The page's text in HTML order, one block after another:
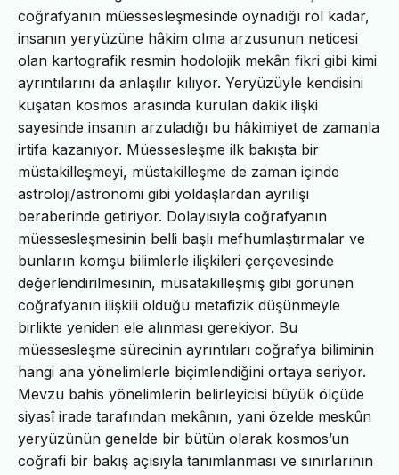
coğrafyanın müessesleşmesinde oynadığı rol kadar,
insanın yeryüzüne hâkim olma arzusunun neticesi
olan kartografik resmin hodolojik mekân fikri gibi kimi
ayrıntılarını da anlaşılır kılıyor. Yeryüzüyle kendisini
kuşatan kosmos arasında kurulan dakik ilişki
sayesinde insanın arzuladığı bu hâkimiyet de zamanla
irtifa kazanıyor. Müessesleşme ilk bakışta bir
müstakilleşmeyi, müstakilleşme de zaman içinde
astroloji/astronomi gibi yoldaşlardan ayrılışı
beraberinde getiriyor. Dolayısıyla coğrafyanın
müessesleşmesinin belli başlı mefhumlaştırmalar ve
bunların komşu bilimlerle ilişkileri çerçevesinde
değerlendirilmesinin, müsatakilleşmiş gibi görünen
coğrafyanın ilişkili olduğu metafizik düşünmeyle
birlikte yeniden ele alınması gerekiyor. Bu
müessesleşme sürecinin ayrıntıları coğrafya biliminin
hangi ana yönelimlerle biçimlendiğini ortaya seriyor.
Mevzu bahis yönelimlerin belirleyicisi büyük ölçüde
siyasî irade tarafından mekânın, yani özelde meskûn
yeryüzünün genelde bir bütün olarak kosmos’un
coğrafi bir bakış açısıyla tanımlanması ve sınırlarının